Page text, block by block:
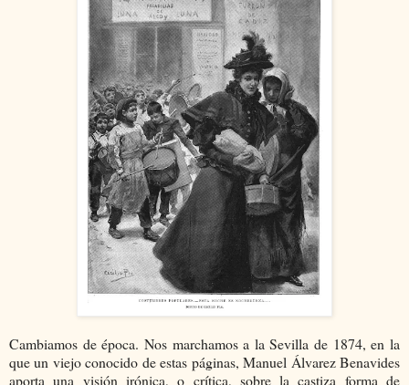
Cambiamos de época. Nos marchamos a la Sevilla de 1874, en la
que un viejo conocido de estas páginas, Manuel Álvarez Benavides
aporta una visión irónica, o crítica, sobre la castiza forma de